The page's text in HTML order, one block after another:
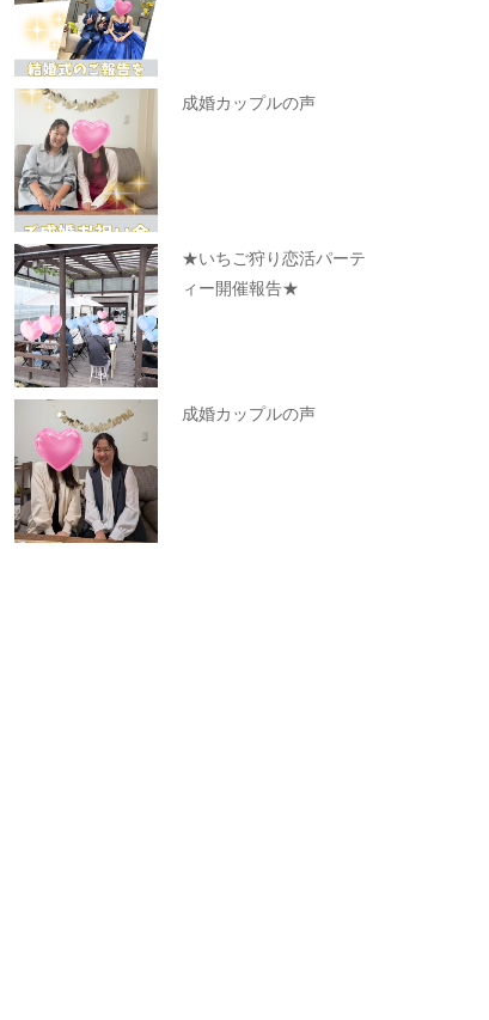
成婚カップルの声
★いちご狩り恋活パーテ
ィー開催報告★
成婚カップルの声